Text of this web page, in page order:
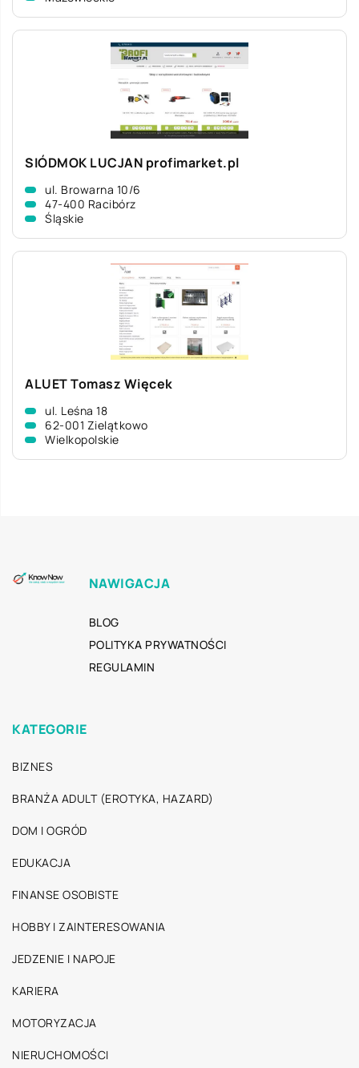
SIÓDMOK LUCJAN profimarket.pl
ul. Browarna 10/6
47-400 Racibórz
Śląskie
ALUET Tomasz Więcek
ul. Leśna 18
62-001 Zielątkowo
Wielkopolskie
NAWIGACJA
BLOG
POLITYKA PRYWATNOŚCI
REGULAMIN
KATEGORIE
BIZNES
BRANŻA ADULT (EROTYKA, HAZARD)
DOM I OGRÓD
EDUKACJA
FINANSE OSOBISTE
HOBBY I ZAINTERESOWANIA
JEDZENIE I NAPOJE
KARIERA
MOTORYZACJA
NIERUCHOMOŚCI